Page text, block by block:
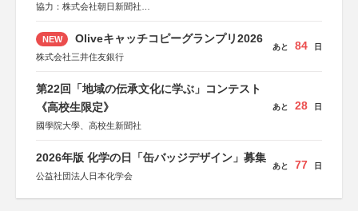
協力：株式会社朝日新聞社
NEW Oliveキャッチコピーグランプリ2026
株式会社三井住友銀行
あと 84 日
第22回「地域の伝承文化に学ぶ」コンテスト
《高校生限定》
國學院大學、高校生新聞社
あと 28 日
2026年版 化学の日「缶バッジデザイン」募集
公益社団法人日本化学会
あと 77 日